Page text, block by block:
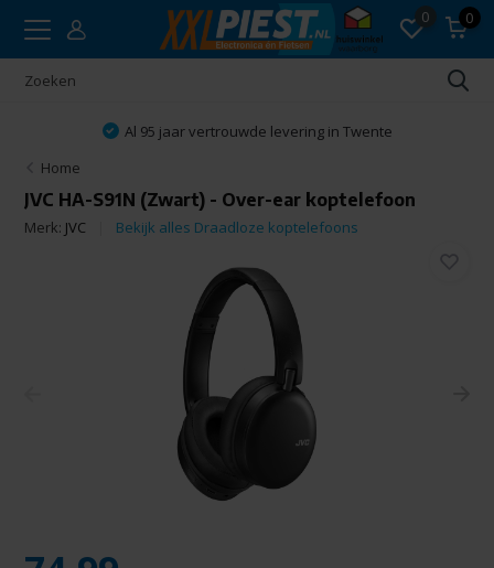
0 0
Al 95 jaar vertrouwde levering in Twente
Home
JVC HA-S91N (Zwart) - Over-ear koptelefoon
Merk: JVC Bekijk alles Draadloze koptelefoons